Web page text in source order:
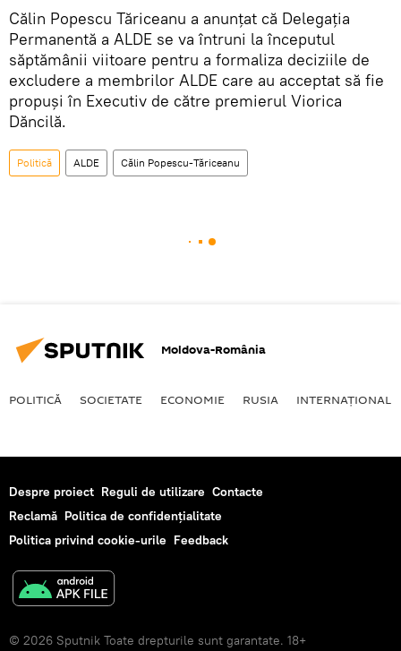
Călin Popescu Tăriceanu a anunţat că Delegaţia
Permanentă a ALDE se va întruni la începutul
săptămânii viitoare pentru a formaliza deciziile de
excludere a membrilor ALDE care au acceptat să fie
propuşi în Executiv de către premierul Viorica
Dăncilă.
Politică ALDE Călin Popescu-Tăriceanu
Moldova-România
POLITICĂ SOCIETATE ECONOMIE RUSIA INTERNAŢIONAL
Despre proiect Reguli de utilizare Contacte
Reclamă Politica de confidențialitate
Politica privind cookie-urile Feedback
© 2026 Sputnik Toate drepturile sunt garantate. 18+